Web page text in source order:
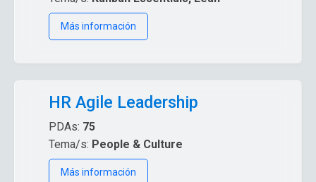
Más información
HR Agile Leadership
PDAs: 75
Tema/s: People & Culture
Más información